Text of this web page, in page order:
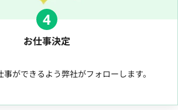
4
お仕事決定
ができるよう弊社がフォローします。